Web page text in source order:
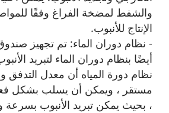
والشفط لمضخة الفراغ وفقًا
الإنتاج للأنبوب.
- نظام دوران الماء: تم تجهيز
أيضًا بنظام دوران الماء لتبريد
نظام دورة المياه أن معدل التدفق
مستقر ، ويمكن أن يسلب بشكل
، بحيث يمكن تبريد الأنبوب بسرعة